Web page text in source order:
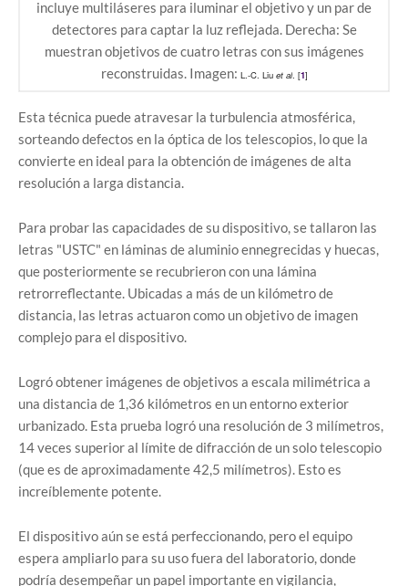
incluye multiláseres para iluminar el objetivo y un par de
detectores para captar la luz reflejada. Derecha: Se
muestran objetivos de cuatro letras con sus imágenes
reconstruidas. Imagen: L.-C. Liu et al. [1]
Esta técnica puede atravesar la turbulencia atmosférica,
sorteando defectos en la óptica de los telescopios, lo que la
convierte en ideal para la obtención de imágenes de alta
resolución a larga distancia.
Para probar las capacidades de su dispositivo, se tallaron las
letras "USTC" en láminas de aluminio ennegrecidas y huecas,
que posteriormente se recubrieron con una lámina
retrorreflectante. Ubicadas a más de un kilómetro de
distancia, las letras actuaron como un objetivo de imagen
complejo para el dispositivo.
Logró obtener imágenes de objetivos a escala milimétrica a
una distancia de 1,36 kilómetros en un entorno exterior
urbanizado. Esta prueba logró una resolución de 3 milímetros,
14 veces superior al límite de difracción de un solo telescopio
(que es de aproximadamente 42,5 milímetros). Esto es
increíblemente potente.
El dispositivo aún se está perfeccionando, pero el equipo
espera ampliarlo para su uso fuera del laboratorio, donde
podría desempeñar un papel importante en vigilancia,